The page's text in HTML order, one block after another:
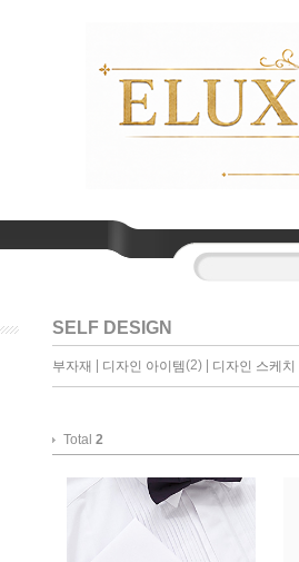
SELF DESIGN
부자재 디자인 아이템(2) | 디자인 스케치
Total 2